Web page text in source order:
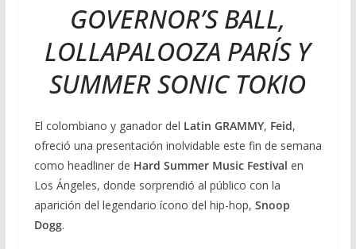
GOVERNOR’S BALL,
LOLLAPALOOZA PARÍS Y
SUMMER SONIC TOKIO
El colombiano y ganador del Latin GRAMMY, Feid,
ofreció una presentación inolvidable este fin de semana
como headliner de Hard Summer Music Festival en
Los Ángeles, donde sorprendió al público con la
aparición del legendario ícono del hip-hop, Snoop
Dogg.